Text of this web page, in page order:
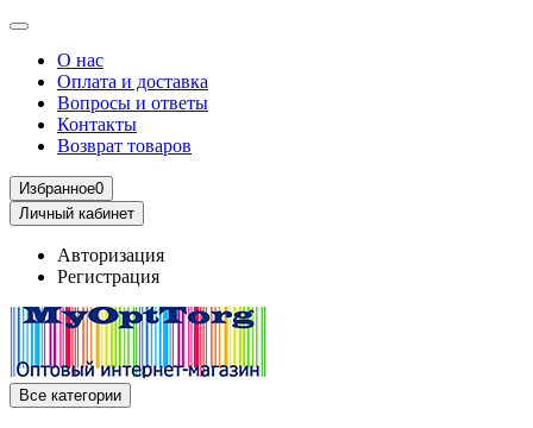
О нас
Оплата и доставка
Вопросы и ответы
Контакты
Возврат товаров
Избранное0
Личный кабинет
Авторизация
Регистрация
Все категории